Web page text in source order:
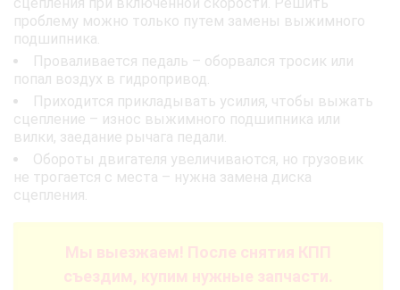
проблему можно только путем замены выжимного
подшипника.
Проваливается педаль – оборвался тросик или
попал воздух в гидропривод.
Приходится прикладывать усилия, чтобы выжать
сцепление – износ выжимного подшипника или
вилки, заедание рычага педали.
Обороты двигателя увеличиваются, но грузовик
не трогается с места – нужна замена диска
сцепления.
Мы выезжаем! После снятия КПП
съездим, купим нужные запчасти.